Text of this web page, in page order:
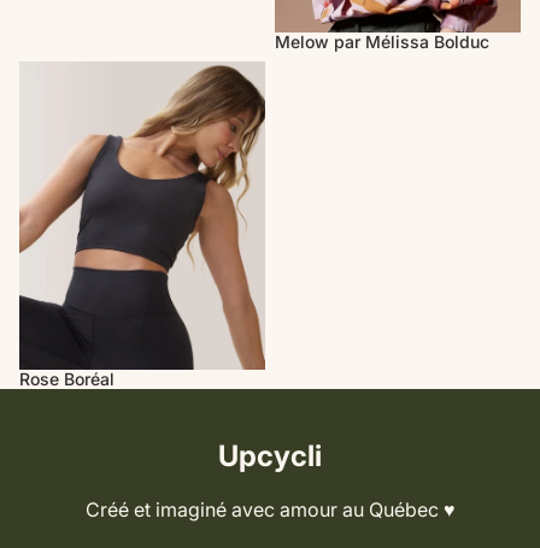
Melow par Mélissa Bolduc
Rose Boréal
Upcycli
Créé et imaginé avec amour au Québec ♥️